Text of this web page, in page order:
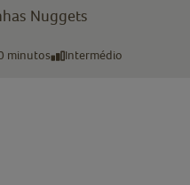
Nuggets
minutos Intermédio